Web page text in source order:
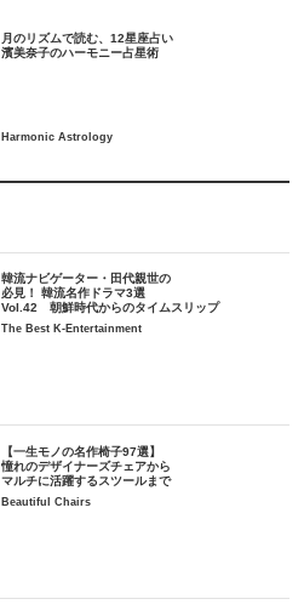
月のリズムで読む、12星座占い
韓流ナビゲーター・田代親世の
必見！ 韓流名作ドラマ3選
Vol.42 朝鮮時代からのタイムスリップ
The Best K-Entertainment
【一生モノの名作椅子97選】
憧れのデザイナーズチェアから
マルチに活躍するスツールまで
Beautiful Chairs